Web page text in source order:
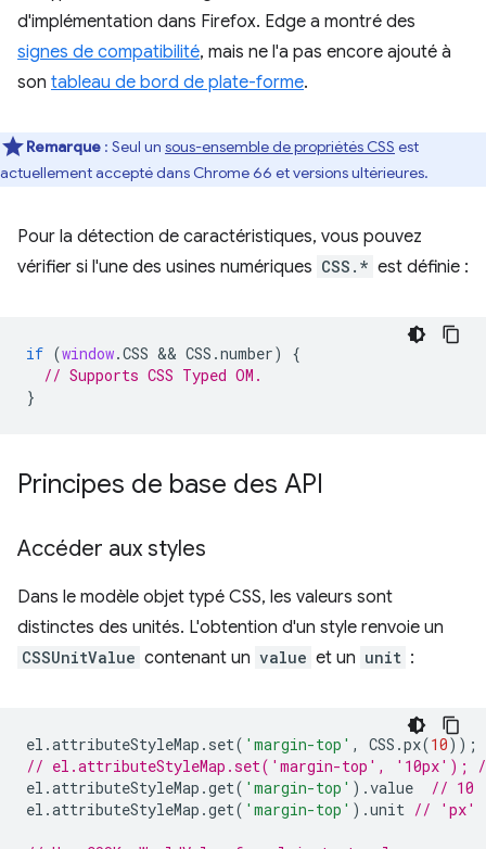
d'implémentation dans Firefox. Edge a montré des
signes de compatibilité, mais ne l'a pas encore ajouté à
son tableau de bord de plate-forme.
Remarque : Seul un sous-ensemble de propriétés CSS est
actuellement accepté dans Chrome 66 et versions ultérieures.
Pour la détection de caractéristiques, vous pouvez
vérifier si l'une des usines numériques CSS.* est définie :
if (window.CSS && CSS .number)
{
// Supports CSS Typed OM.
}
Principes de base des API
Accéder aux styles
Dans le modèle objet typé CSS, les valeurs sont
distinctes des unités. L'obtention d'un style renvoie un
CSSUnitValue contenant un value et un unit :
el .attributeStyleMap . set( 'margin-top' , CSS .px(10));
// el.attributeStyleMap.set('margin-top', '10px');
el .attributeStyleMap .get( 'margin-top' ).value
// 10
el .attributeStyleMap .get( 'margin-top' ).unit // 'px'